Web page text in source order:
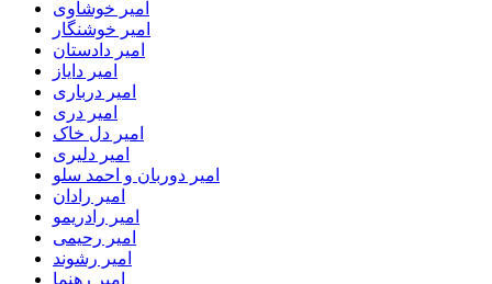
امیر خوشاوی
امیر خوشنگار
امیر دادستان
امیر دایاز
امیر درباری
امیر دری
امیر دل خاک
امیر دلیری
امیر دوربان و احمد سلو
امیر رادان
امیر رادریمو
امیر رحیمی
امیر رشوند
امیر رهنما